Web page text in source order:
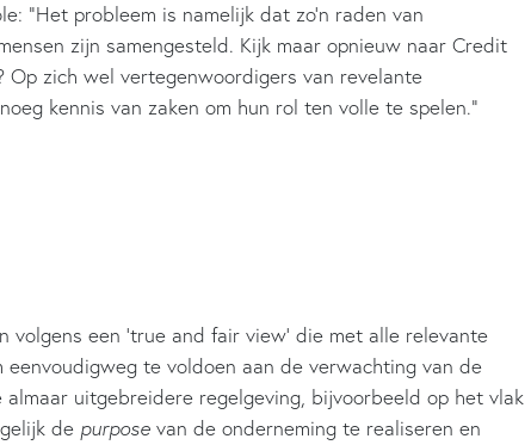
“Het probleem is namelijk dat zo’n raden van
zijn samengesteld. Kijk maar opnieuw naar Credit
zich wel vertegenwoordigers van revelante
kennis van zaken om hun rol ten volle te spelen.”
een ‘true and fair view’ die met alle relevante
te voldoen aan de verwachting van de
uitgebreidere regelgeving, bijvoorbeeld op het vlak
de purpose van de onderneming te realiseren en